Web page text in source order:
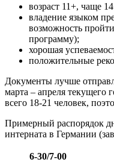
возраст 11+, чаще
владение языком
возможность
программу);
хорошая
положительные
Документы лучше
марта – апреля текущего
всего 18-21 человек,
Примерный распорядок
интерната в Германии
6-30/7-00